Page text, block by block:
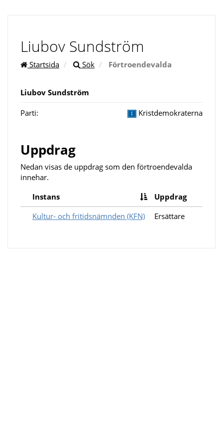
Liubov Sundström
Startsida Sök Förtroendevalda
Liubov Sundström
Kristdemokraterna
Parti:
Uppdrag
Nedan visas de uppdrag som den förtroendevalda
innehar.
Instans
Uppdrag
Kultur- och fritidsnämnden (KFN)
Ersättare